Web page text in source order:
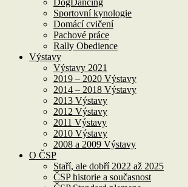
DogDancing
Sportovní kynologie
Domácí cvičení
Pachové práce
Rally Obedience
Výstavy
Výstavy 2021
2019 – 2020 Výstavy
2014 – 2018 Výstavy
2013 Výstavy
2012 Výstavy
2011 Výstavy
2010 Výstavy
2008 a 2009 Výstavy
O ČSP
Staří, ale dobří 2022 až 2025
ČSP historie a současnost